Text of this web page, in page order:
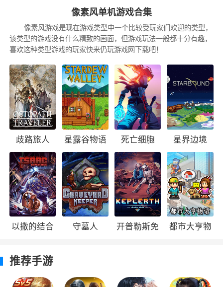
了常规动作外，还可用耳朵在空中进行滑翔、坠
落攻击。
场景机制上，有弹力跳台、藤蔓、照明灯等
机制，基本每一关都有新的机制加入，重复感很
低。此外，一些关卡中还有不同的动物面具可以
获得，获得后该关卡便可以使用相应的能力，比
如获得鸟面具后，该关卡就变成了飞行，虽然基
本设定简单，但配合数量不低的关卡，其体验堪
称丰富。
除开每个关卡巧妙的机制设计外，在耐玩性
方面，本作还有着其他的一些设定。每一关中，
玩家都有三个收集目标，分别是两个挑战关卡凑
出的绿宝石、KAZE四个字母，以及100个点数凑
成的紫球，紫球和字母基本沿路走小心看就能获
而挑战关卡除去本身的难度外，位置也颇为
恶意，许多关卡都在看不到的必死位置，需要玩
像素风单机游戏合集
像素风游戏是现在游戏类型中一个比较受玩家们欢迎的类型，
该类型的游戏没有什么精致的画面，但游戏玩法一般都十分有趣，
喜欢这种类型游戏的玩家快来仍玩游戏网下载吧！
歧路旅人 星露谷物语 死亡细胞 星界边境
以撒的结合
守墓人
开普勒斯免
都市大亨物
推荐手游